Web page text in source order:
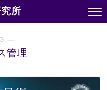
所
―
管理